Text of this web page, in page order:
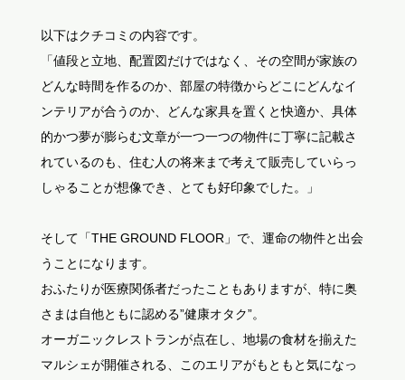
以下はクチコミの内容です。
「値段と立地、配置図だけではなく、その空間が家族の
どんな時間を作るのか、部屋の特徴からどこにどんなイ
ンテリアが合うのか、どんな家具を置くと快適か、具体
的かつ夢が膨らむ文章が一つ一つの物件に丁寧に記載さ
れているのも、住む人の将来まで考えて販売していらっ
しゃることが想像でき、とても好印象でした。」
そして「THE GROUND FLOOR」で、運命の物件と出会
うことになります。
おふたりが医療関係者だったこともありますが、特に奥
さまは自他ともに認める”健康オタク”。
オーガニックレストランが点在し、地場の食材を揃えた
マルシェが開催される、このエリアがもともと気になっ